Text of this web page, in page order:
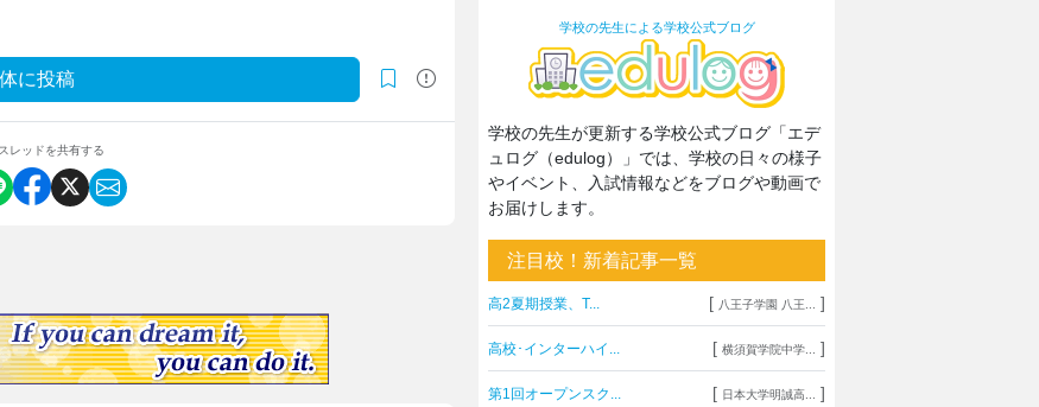
に投稿
スレッドを共有する
学校の先生による学校公式ブログ
学校の先生が更新する学校公式ブログ「エデ
ュログ（edulog）」では、学校の日々の様子
やイベント、入試情報などをブログや動画で
お届けします。
注目校！新着記事一覧
高2夏期授業、T... [ 八王子学園 八王... ]
高校･インターハイ... [ 横須賀学院中学... ]
第1回オープンスク... [ 日本大学明誠高... ]